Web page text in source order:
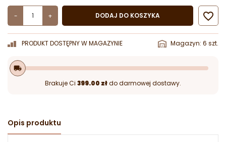
- + DODAJ DO KOSZYKA 
PRODUKT DOSTĘPNY W MAGAZYNIE Magazyn: 6 szt.
local_shipping
Brakuje Ci 399.00 złdo darmowej dostawy.
Opis produktu